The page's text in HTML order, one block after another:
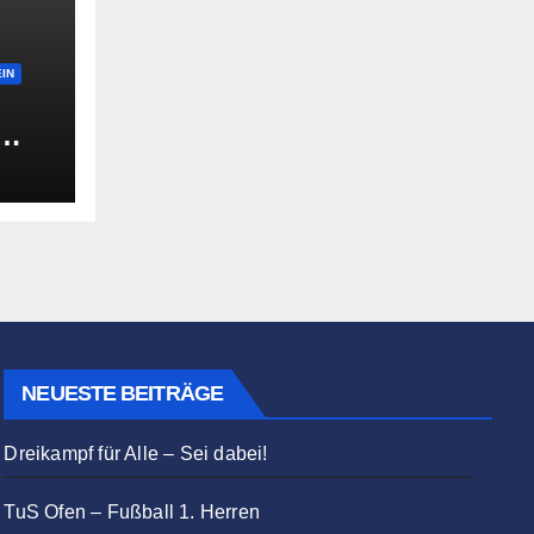
NEUESTE BEITRÄGE
Dreikampf für Alle – Sei dabei!
TuS Ofen – Fußball 1. Herren